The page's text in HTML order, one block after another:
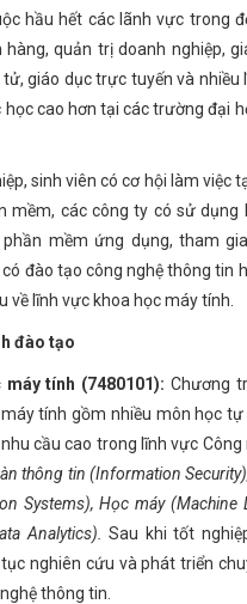
hầu hết các lãnh vực trong
hàng, quản trị doanh nghiệp,
giáo dục trực tuyến và nhiều
học cao hơn tại các trường đại
sinh viên có cơ hội làm việc
mềm, các công ty có sử dụng
mềm ứng dụng, tham
đào tạo công nghệ thông tin
về lĩnh vực khoa học máy tính.
đào tạo
máy tính (7480101): Chương
tính gồm nhiều môn học
cầu cao trong lĩnh vực Công
thông tin (Information
Systems), Học máy (Machine
Analytics).
Sau khi tốt
nghiên cứu và phát triển
thông tin.